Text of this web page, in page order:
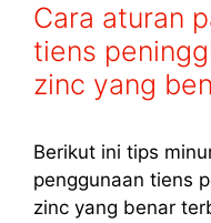
Cara aturan
tiens
zinc yang
Berikut ini tips
penggunaan tiens
zinc yang benar